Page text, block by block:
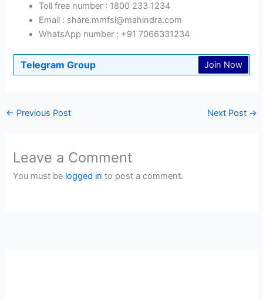
Toll free number : 1800 233 1234
Email : share.mmfsl@mahindra.com
WhatsApp number : +91 7066331234
Telegram Group Join Now
← Previous Post Next Post →
Leave a Comment
You must be logged in to post a comment.